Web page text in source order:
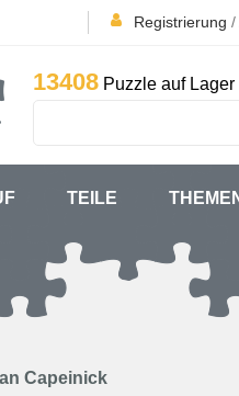
Registrierung /
13408 Puzzle auf Lager
TEILE
Capeinick